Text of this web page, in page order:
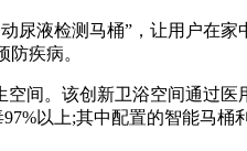
液检测马桶”，让用户在家
疾病。
。该创新卫浴空间通过医
以上;其中配置的智能马